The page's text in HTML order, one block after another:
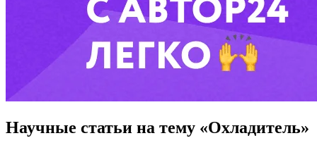
Научные статьи на тему «Охладитель»